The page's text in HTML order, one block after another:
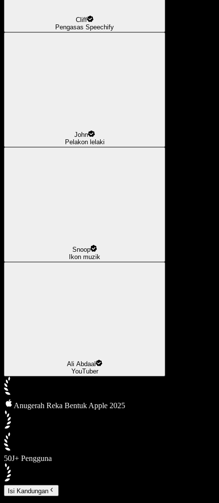
Cliff
Pengasas Speechify
John
Pelakon lelaki
Snoop
Ikon muzik
Ali Abdaal
YouTuber
Anugerah Reka Bentuk Apple 2025
50J+ Pengguna
Isi Kandungan